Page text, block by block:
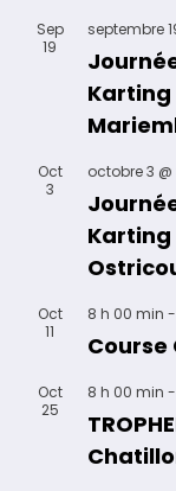
Sep
19
septembre
Karting
Oct
3
octobre 3
Karting
Oct
11
8 h 00 min -
Course
Oct
25
8 h 00 min -